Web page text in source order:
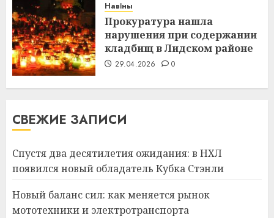
Навіны
Прокуратура нашла
нарушения при содержании
кладбищ в Лидском районе
29.04.2026 0
СВЕЖИЕ ЗАПИСИ
Спустя два десятилетия ожидания: в НХЛ
появился новый обладатель Кубка Стэнли
Новый баланс сил: как меняется рынок
мототехники и электротранспорта